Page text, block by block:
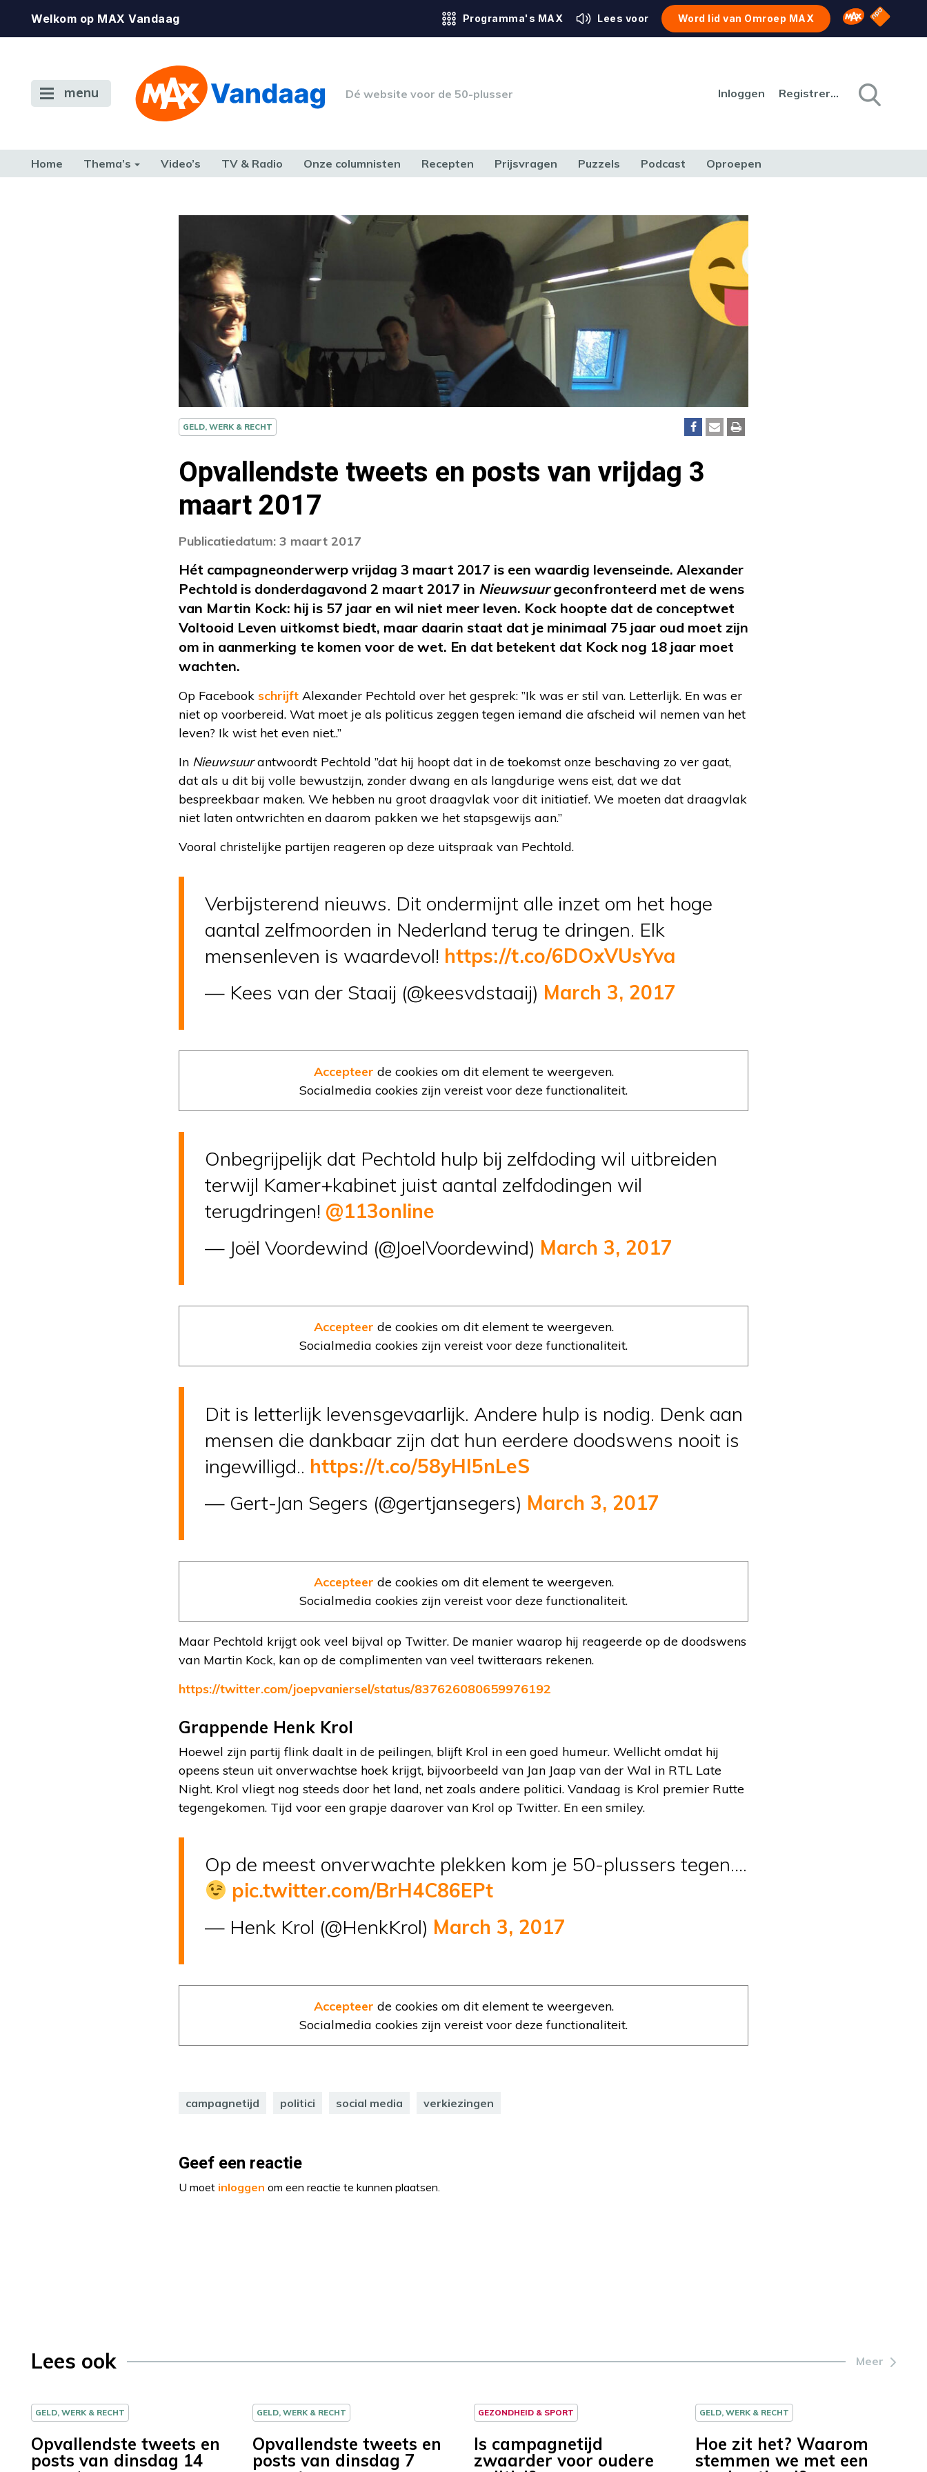
Welkom op MAX Vandaag Programma's MAX Lees voor Word lid van Omroep MAX Omroep MAX
NPO
menu Dé website voor de 50-plusser Inloggen Registreren
Home Thema’s Video’s TV & Radio Onze columnisten Recepten Prijsvragen Puzzels Podcast Oproepen
GELD, WERK & RECHT
Opvallendste tweets en posts van vrijdag 3
maart 2017
Publicatiedatum: 3 maart 2017
Hét campagneonderwerp vrijdag 3 maart 2017 is een waardig levenseinde. Alexander
Pechtold is donderdagavond 2 maart 2017 in Nieuwsuurgeconfronteerd met de wens
van Martin Kock: hij is 57 jaar en wil niet meer leven. Kock hoopte dat de conceptwet
Voltooid Leven uitkomst biedt, maar daarin staat dat je minimaal 75 jaar oud moet zijn
om in aanmerking te komen voor de wet. En dat betekent dat Kock nog 18 jaar moet
wachten.
Op Facebook schrijft Alexander Pechtold over het gesprek: ”Ik was er stil van. Letterlijk. En was er
niet op voorbereid. Wat moet je als politicus zeggen tegen iemand die afscheid wil nemen van het
leven? Ik wist het even niet..”
In Nieuwsuurantwoordt Pechtold ”dat hij hoopt dat in de toekomst onze beschaving zo ver gaat,
dat als u dit bij volle bewustzijn, zonder dwang en als langdurige wens eist, dat we dat
bespreekbaar maken. We hebben nu groot draagvlak voor dit initiatief. We moeten dat draagvlak
niet laten ontwrichten en daarom pakken we het stapsgewijs aan.”
Vooral christelijke partijen reageren op deze uitspraak van Pechtold.
Verbijsterend nieuws. Dit ondermijnt alle inzet om het hoge
aantal zelfmoorden in Nederland terug te dringen. Elk
mensenleven is waardevol! https://t.co/6DOxVUsYva
— Kees van der Staaij (@keesvdstaaij) March 3, 2017
Accepteer de cookies om dit element te weergeven.
Socialmedia cookies zijn vereist voor deze functionaliteit.
Onbegrijpelijk dat Pechtold hulp bij zelfdoding wil uitbreiden
terwijl Kamer+kabinet juist aantal zelfdodingen wil
terugdringen! @113online
— Joël Voordewind (@JoelVoordewind) March 3, 2017
Accepteer de cookies om dit element te weergeven.
Socialmedia cookies zijn vereist voor deze functionaliteit.
Dit is letterlijk levensgevaarlijk. Andere hulp is nodig. Denk aan
mensen die dankbaar zijn dat hun eerdere doodswens nooit is
ingewilligd.. https://t.co/58yHI5nLeS
— Gert-Jan Segers (@gertjansegers) March 3, 2017
Accepteer de cookies om dit element te weergeven.
Socialmedia cookies zijn vereist voor deze functionaliteit.
Maar Pechtold krijgt ook veel bijval op Twitter. De manier waarop hij reageerde op de doodswens
van Martin Kock, kan op de complimenten van veel twitteraars rekenen.
https://twitter.com/joepvaniersel/status/837626080659976192
Grappende Henk Krol
Hoewel zijn partij flink daalt in de peilingen, blijft Krol in een goed humeur. Wellicht omdat hij
opeens steun uit onverwachtse hoek krijgt, bijvoorbeeld van Jan Jaap van der Wal in RTL Late
Night. Krol vliegt nog steeds door het land, net zoals andere politici. Vandaag is Krol premier Rutte
tegengekomen. Tijd voor een grapje daarover van Krol op Twitter. En een smiley.
Op de meest onverwachte plekken kom je 50-plussers tegen….
pic.twitter.com/BrH4C86EPt
— Henk Krol (@HenkKrol) March 3, 2017
Accepteer de cookies om dit element te weergeven.
Socialmedia cookies zijn vereist voor deze functionaliteit.
campagnetijd politici social media verkiezingen
Geef een reactie
U moet inloggen om een reactie te kunnen plaatsen.
Lees ook Meer
GELD, WERK & RECHT
Opvallendste tweets en
posts van dinsdag 14
GELD, WERK & RECHT
Opvallendste tweets en
posts van dinsdag 7
GEZONDHEID & SPORT
Is campagnetijd
zwaarder voor oudere
GELD, WERK & RECHT
Hoe zit het? Waarom
stemmen we met een